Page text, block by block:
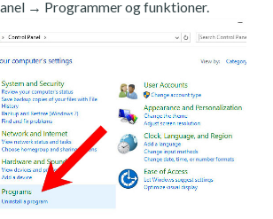
→ Programmer og funktioner.